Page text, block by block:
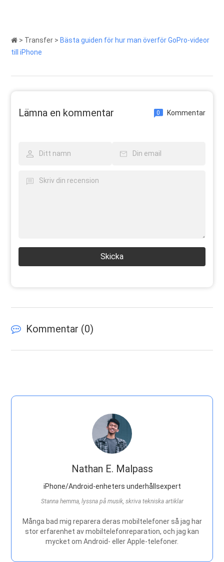
> Transfer > Bästa guiden för hur man överför GoPro-videor
till iPhone
Lämna en kommentar 0 Kommentar
Skicka
Kommentar (0)
Nathan E. Malpass
iPhone/Android-enheters underhållsexpert
Stanna hemma, lyssna på musik, skriva tekniska artiklar
Många bad mig reparera deras mobiltelefoner så jag har
stor erfarenhet av mobiltelefonreparation, och jag kan
mycket om Android- eller Apple-telefoner.